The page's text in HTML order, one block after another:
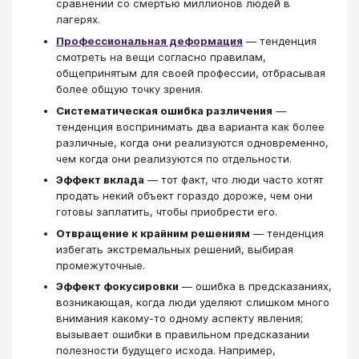
сравнении со смертью миллионов людей в
лагерях.
Профессиональная деформация — тенденция
смотреть на вещи согласно правилам,
общепринятым для своей профессии, отбрасывая
более общую точку зрения.
Систематическая ошибка различения —
тенденция воспринимать два варианта как более
различные, когда они реализуются одновременно,
чем когда они реализуются по отдельности.
Эффект вклада — тот факт, что люди часто хотят
продать некий объект гораздо дороже, чем они
готовы заплатить, чтобы приобрести его.
Отвращение к крайним решениям — тенденция
избегать экстремальных решений, выбирая
промежуточные.
Эффект фокусировки — ошибка в предсказаниях,
возникающая, когда люди уделяют слишком много
внимания какому-то одному аспекту явления;
вызывает ошибки в правильном предсказании
полезности будущего исхода. Например,